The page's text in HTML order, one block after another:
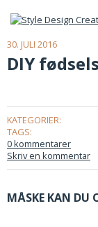
30. JULI 2016
DIY
KATEGORIER:
TAGS:
0 kommentarer
Skriv en kommentar
MÅSKE KAN DU